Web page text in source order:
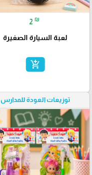
2 ₪
لعبة السيارة الصغيرة
add_shopping_cart
توزيعات العودة للمدارس